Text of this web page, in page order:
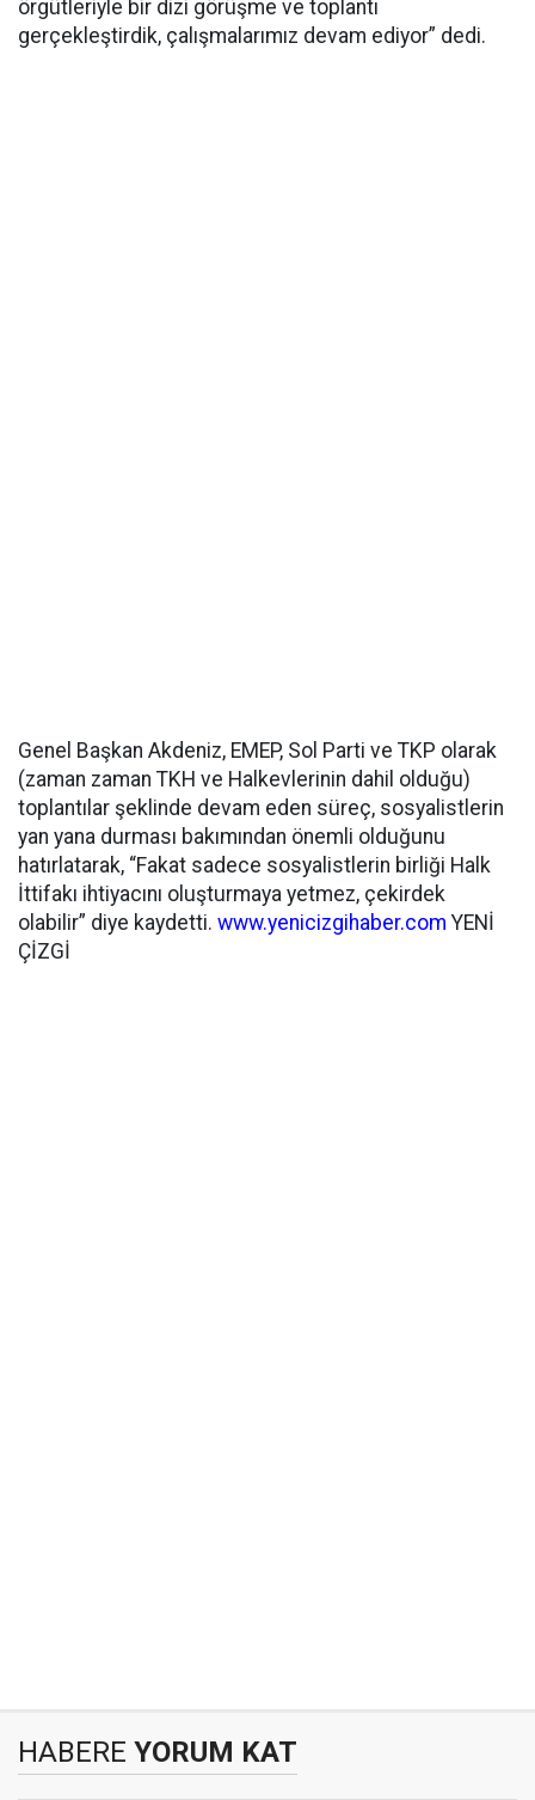
örgütleriyle bir dizi görüşme ve toplantı
gerçekleştirdik, çalışmalarımız devam ediyor” dedi.
Genel Başkan Akdeniz, EMEP, Sol Parti ve TKP olarak
(zaman zaman TKH ve Halkevlerinin dahil olduğu)
toplantılar şeklinde devam eden süreç, sosyalistlerin
yan yana durması bakımından önemli olduğunu
hatırlatarak, “Fakat sadece sosyalistlerin birliği Halk
İttifakı ihtiyacını oluşturmaya yetmez, çekirdek
olabilir” diye kaydetti. www.yenicizgihaber.com YENİ
ÇİZGİ
HABERE YORUM KAT